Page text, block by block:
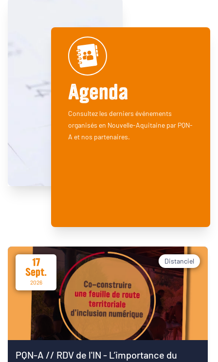
Agenda
Consultez les derniers événements
organisés en Nouvelle-Aquitaine par PQN-
A et nos partenaires.
17
Sept.
2026
Distanciel
PQN-A // RDV de l'IN - L’importance du